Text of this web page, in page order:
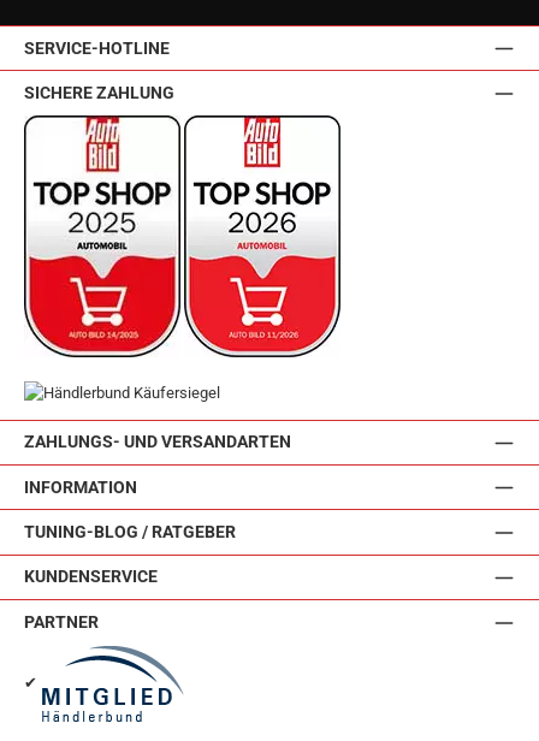
SERVICE-HOTLINE
ZAHLUNGS- UND VERSANDARTEN
INFORMATION
TUNING-BLOG / RATGEBER
KUNDENSERVICE
SICHERE ZAHLUNG
PARTNER
✔